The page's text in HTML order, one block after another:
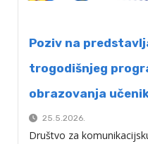
Poziv na
trogodišnjeg
obrazovanja
25.5.2026.
Društvo za